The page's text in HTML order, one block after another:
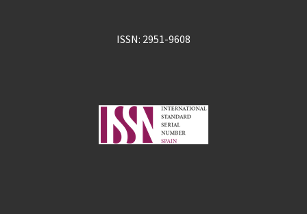
ISSN: 2951-9608